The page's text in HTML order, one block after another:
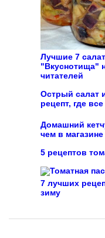
Лучшие 7
"Вкуснотища"
читателей
Острый салат
рецепт, где
Домашний
чем в магазине
5 рецептов
7 лучших
зиму